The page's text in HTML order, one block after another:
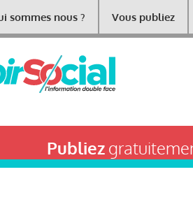
sommes nous ? Vous publiez
Publiez